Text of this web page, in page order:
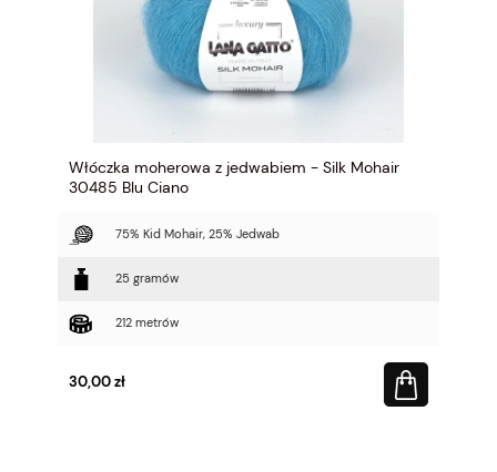
Włóczka moherowa z jedwabiem - Silk Mohair
30485 Blu Ciano
75% Kid Mohair, 25% Jedwab
25 gramów
212 metrów
30,00 zł